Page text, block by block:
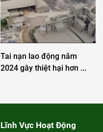
Tai nạn lao động năm
2024 gây thiệt hại hơn ...
Lĩnh Vực Hoạt Động